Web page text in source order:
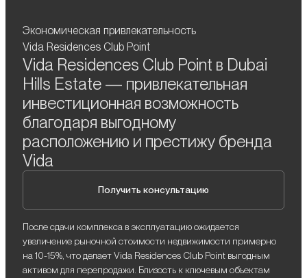
Экономическая привлекательность
Vida Residences Club Point
Vida Residences Club Point в Dubai
Hills Estate — привлекательная
инвестиционная возможность
благодаря выгодному
расположению и престижу бренда
Vida
Получить консультацию
После сдачи комплекса в эксплуатацию ожидается
увеличение рыночной стоимости недвижимости примерно
на 10-15%, что делает Vida Residences Club Point выгодным
активом для перепродажи. Близость к ключевым объектам